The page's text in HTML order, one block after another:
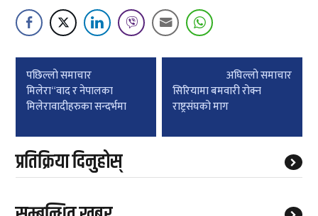
Post
navigation
पछिल्लाे समाचार
मिलेरा“वाद र नेपालका
मिलेरावादीहरुका सन्दर्भमा
अघिल्लाे समाचार
सिरियामा बमवारी रोक्न
राष्ट्रसंघको माग
प्रतिक्रिया दिनुहोस्